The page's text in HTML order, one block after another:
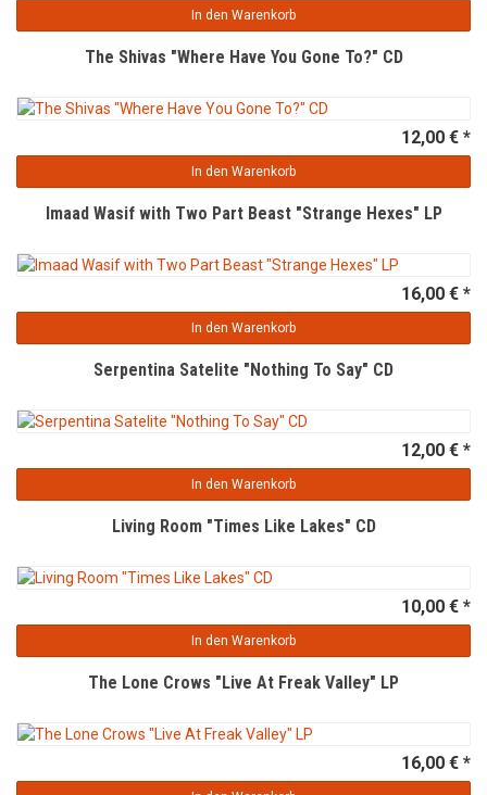
In den Warenkorb
The Shivas "Where Have You Gone To?" CD
12,00 € *
In den Warenkorb
Imaad Wasif with Two Part Beast "Strange Hexes" LP
16,00 € *
In den Warenkorb
Serpentina Satelite "Nothing To Say" CD
12,00 € *
In den Warenkorb
Living Room "Times Like Lakes" CD
10,00 € *
In den Warenkorb
The Lone Crows "Live At Freak Valley" LP
16,00 € *